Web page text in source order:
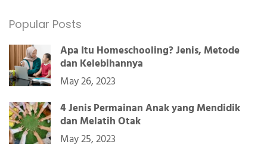
Popular Posts
Apa Itu Homeschooling? Jenis, Metode
dan Kelebihannya
May 26, 2023
4 Jenis Permainan Anak yang Mendidik
dan Melatih Otak
May 25, 2023